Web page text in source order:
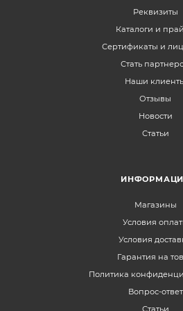
Реквизиты
Каталоги и
Сертификаты и
Стать
Наши
Отзывы
Новости
Статьи
Магазины
Условия
Условия
Гарантия на
Политика
Вопрос-ответ
Статьи